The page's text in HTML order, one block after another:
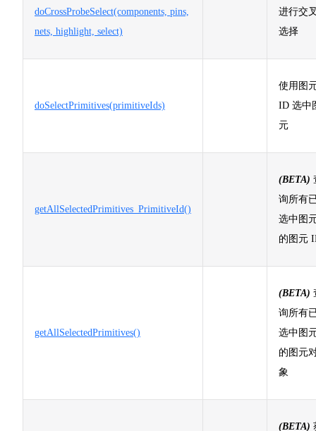
doCrossProbeSelect(components, pins,
nets, highlight, select)
进行交
选择
doSelectPrimitives(primitiveIds)
使用图
ID 选中
元
getAllSelectedPrimitives_PrimitiveId()
(BETA)
询所有
选中图
的图元
getAllSelectedPrimitives()
(BETA)
询所有
选中图
的图元
象
(BETA)